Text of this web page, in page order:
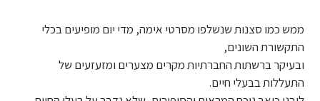
ממש כמו סצנות שנשלפו מסרטי אימה, מדי יום מופיעים בכלי
התקשורת השונים,
ובעיקר ברשתות החברתיות מקרים מצערים ומזעזעים של
התעללות בבעלי חיים.